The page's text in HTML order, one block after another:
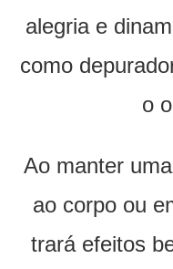
alegria e
como
o
Ao manter
ao corpo ou
trará efeitos